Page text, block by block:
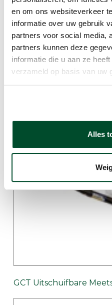
en om ons websiteverkeer
informatie over uw gebruik
partners voor social media,
partners kunnen deze
informatie die u aan ze
verzameld op basis van uw
Alles
WatchGas Balvlotter
GCT Uitschuifbare